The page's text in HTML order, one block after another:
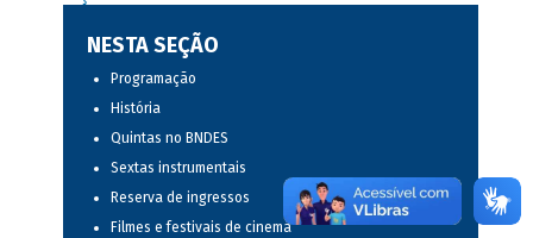
NESTA SEÇÃO
Programação
História
Quintas no BNDES
Sextas instrumentais
Reserva de ingressos
Filmes e festivais de cinema